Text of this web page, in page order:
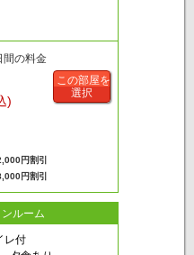
の料金
)
円割引
円割引
この部屋を
選択
ンルーム
レ付